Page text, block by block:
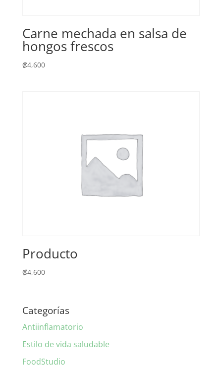
Carne mechada en salsa de
hongos frescos
₡4,600
Producto
₡4,600
Categorías
Antiinflamatorio
Estilo de vida saludable
FoodStudio